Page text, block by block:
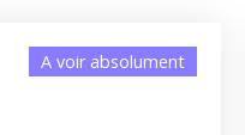
A voir absolument